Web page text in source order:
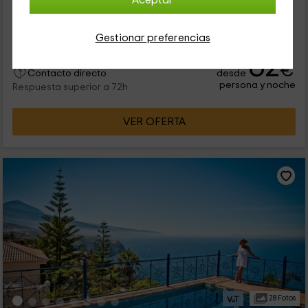
Gestionar preferencias
de lo más tranquilo a las afueras de La Matanza de Acentejo
Contacto directo
Respuesta superior a 72h
desde 62€
persona y noche
VER OFERTA
28 Fotos